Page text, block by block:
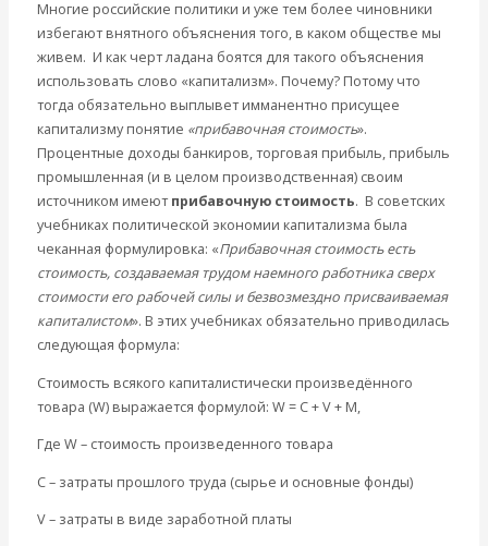
Данилевский Н. Я.
Нечволодов А. Д.
Кокорев Василий
Бутми Г. В.
Другие авторы
Современные книги
Экономика современной России
Мировая экономика
Международные экономические отношения
Деньги
Христианство
История России
Все рубрики…
Авторы РЭОШ
Архив статей
Экономика современной России
Мировая экономика
Деньги
История России
Все статьи
Многие российские политики и уже тем более чиновники
избегают внятного объяснения того, в каком обществе мы
живем. И как черт ладана боятся для такого объяснения
использовать слово «капитализм». Почему? Потому что
тогда обязательно выплывет имманентно присущее
капитализму понятие «прибавочная стоимость».
Процентные доходы банкиров, торговая прибыль, прибыль
промышленная (и в целом производственная) своим
источником имеютприбавочную стоимость. В советских
учебниках политической экономии капитализма была
чеканная формулировка: «Прибавочная стоимость есть
стоимость, создаваемая трудом наемного работника сверх
стоимости его рабочей силы и безвозмездно присваиваемая
капиталистом». В этих учебниках обязательно приводилась
следующая формула:
Стоимость всякого капиталистически произведённого
товара (W) выражается формулой: W = C + V + M,
Где W – стоимость произведенного товара
C – затраты прошлого труда (сырье и основные фонды)
V – затраты в виде заработной платы